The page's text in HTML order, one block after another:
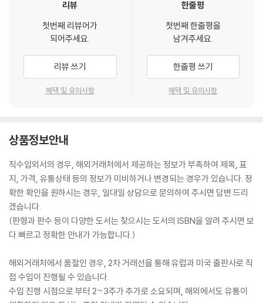
리뷰
첫번째 리뷰어가
되어주세요.
리뷰 쓰기
혜택 및 유의사항
한줄평
첫번째 한줄평을
남겨주세요.
한줄평 쓰기
혜택 및 유의사항
상품정보안내
직수입외서의 경우, 해외거래처에서 제공하는 정보가 부족하여 제목, 표
지, 가격, 유통상태 등의 정보가 미비하거나 변경되는 경우가 있습니다. 정
확한 확인을 원하시는 경우, 일대일 상담으로 문의하여 주시면 답변 드리
겠습니다.
(판형과 판수 등이 다양한 도서는 찾으시는 도서의 ISBN을 알려 주시면 보
다 빠르고 정확한 안내가 가능합니다.)
해외거래처에서 품절인 경우, 2차 거래선을 통해 유럽과 미국 출판사로 직
접 수입이 진행될 수 있습니다.
수입 진행 시점으로 부터 2~3주가 추가로 소요되며, 해외에서도 유통이